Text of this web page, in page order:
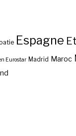
Espagne
Eurostar Madrid Maroc